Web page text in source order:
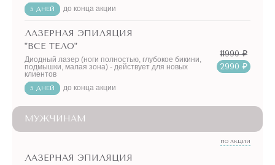
5 ДНЕЙ до конца акции
ЛАЗЕРНАЯ ЭПИЛЯЦИЯ
"ВСЕ ТЕЛО"
Диодный лазер (ноги полностью, глубокое бикини,
подмышки, малая зона) - действует для новых
клиентов
5 ДНЕЙ до конца акции
11990 ₽
2990 ₽
МУЖЧИНАМ
ПО АКЦИИ
ЛАЗЕРНАЯ ЭПИЛЯЦИЯ